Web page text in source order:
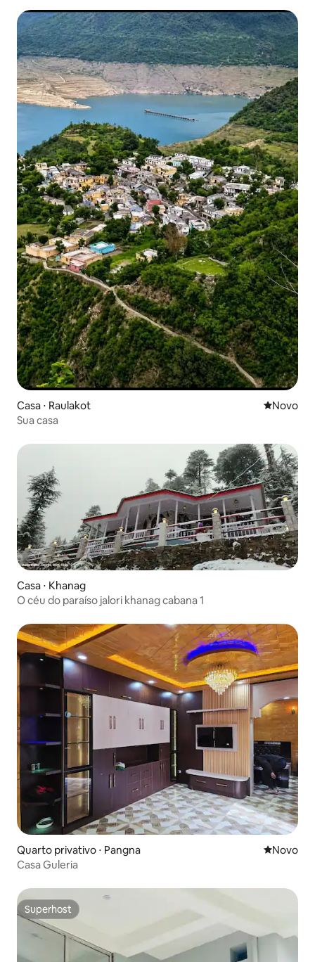
Casa ⋅ Raulakot Novo
Novo
Sua casa
Casa ⋅ Khanag
O céu do paraíso jalori khanag cabana 1
Quarto privativo ⋅ Pangna Novo
Novo
Casa Guleria
Superhost
Superhost